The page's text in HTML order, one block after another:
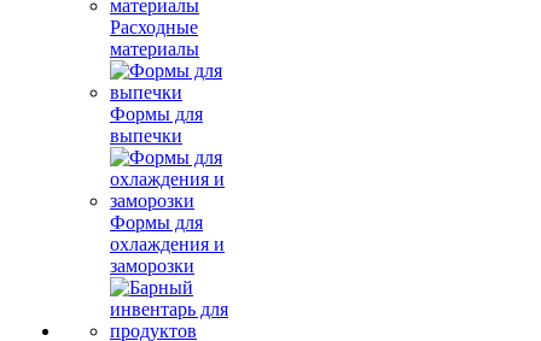
Расходные
материалы
Формы для
выпечки
Формы для
охлаждения и
заморозки